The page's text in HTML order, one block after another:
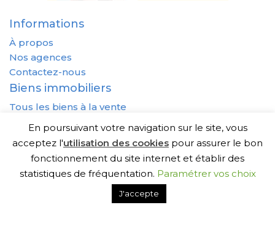
Informations
À propos
Nos agences
Contactez-nous
Biens immobiliers
Tous les biens à la vente
Tous les biens à la location
Avantages
Vendre un bien
Acheter un bien
Mettre mon bien en location
En poursuivant votre navigation sur le site, vous
acceptez l'utilisation des cookies pour assurer le bon
fonctionnement du site internet et établir des
statistiques de fréquentation. Paramétrer vos choix
J'accepte